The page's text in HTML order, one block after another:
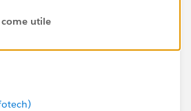
come utile